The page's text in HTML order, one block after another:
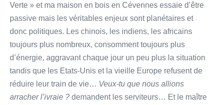
Verte » et ma maison en bois en Cévennes essaie d’être
passive mais les véritables enjeux sont planétaires et
donc politiques. Les chinois, les indiens, les africains
toujours plus nombreux, consomment toujours plus
d’énergie, aggravant chaque jour un peu plus la situation
tandis que les Etats-Unis et la vieille Europe refusent de
réduire leur train de vie… Veux-tu que nous allions
arracher l’ivraie ? demandent les serviteurs… Et le maître